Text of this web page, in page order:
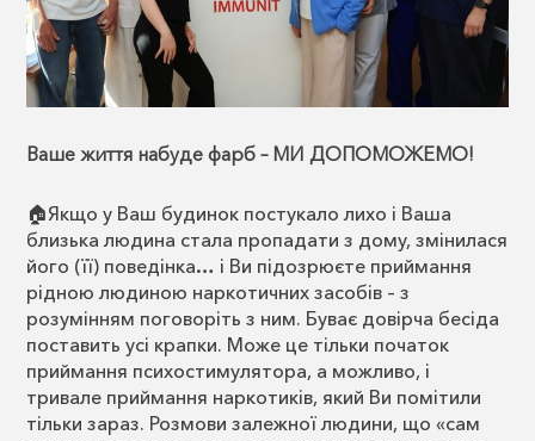
Ваше життя набуде фарб – МИ ДОПОМОЖЕМО!
🏠Якщо у Ваш будинок постукало лихо і Ваша
близька людина стала пропадати з дому, змінилася
його (її) поведінка… і Ви підозрюєте приймання
рідною людиною наркотичних засобів – з
розумінням поговоріть з ним. Буває довірча бесіда
поставить усі крапки. Може це тільки початок
приймання психостимулятора, а можливо, і
тривале приймання наркотиків, який Ви помітили
тільки зараз. Розмови залежної людини, що «сам